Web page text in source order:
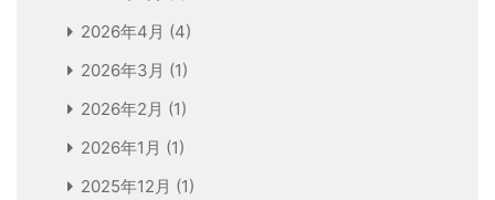
2026年4月 (4)
2026年3月 (1)
2026年2月 (1)
2026年1月 (1)
2025年12月 (1)